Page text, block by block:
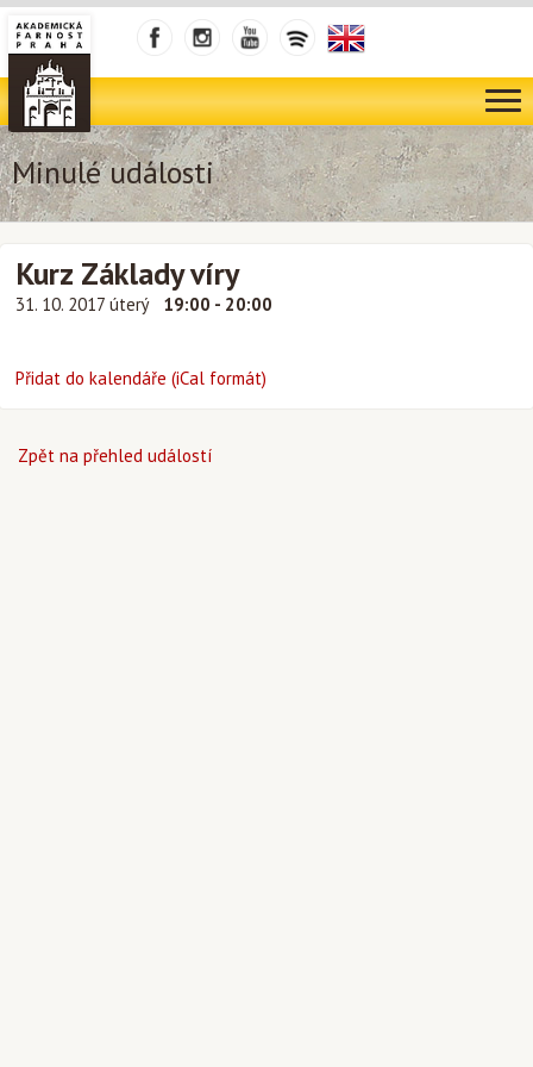
Minulé události
Kurz Základy víry
31. 10. 2017 úterý 19:00 - 20:00
Přidat do kalendáře (iCal formát)
Zpět na přehled událostí